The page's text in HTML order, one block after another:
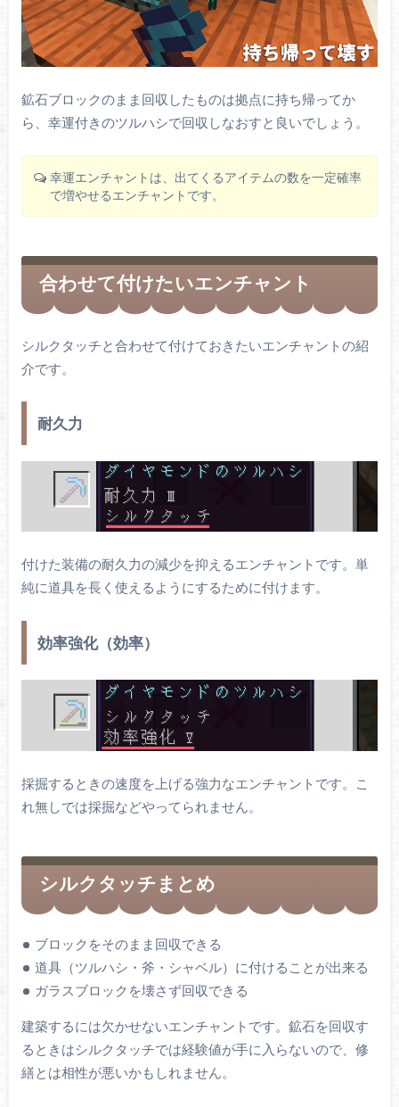
鉱石ブロックのまま回収したものは拠点に持ち帰ってか
ら、幸運付きのツルハシで回収しなおすと良いでしょう。
幸運エンチャントは、出てくるアイテムの数を一定確率
で増やせるエンチャントです。
合わせて付けたいエンチャント
シルクタッチと合わせて付けておきたいエンチャントの紹
介です。
耐久力
付けた装備の耐久力の減少を抑えるエンチャントです。単
純に道具を長く使えるようにするために付けます。
効率強化（効率）
採掘するときの速度を上げる強力なエンチャントです。こ
れ無しでは採掘などやってられません。
シルクタッチまとめ
ブロックをそのまま回収できる
道具（ツルハシ・斧・シャベル）に付けることが出来る
ガラスブロックを壊さず回収できる
建築するには欠かせないエンチャントです。鉱石を回収す
るときはシルクタッチでは経験値が手に入らないので、修
繕とは相性が悪いかもしれません。